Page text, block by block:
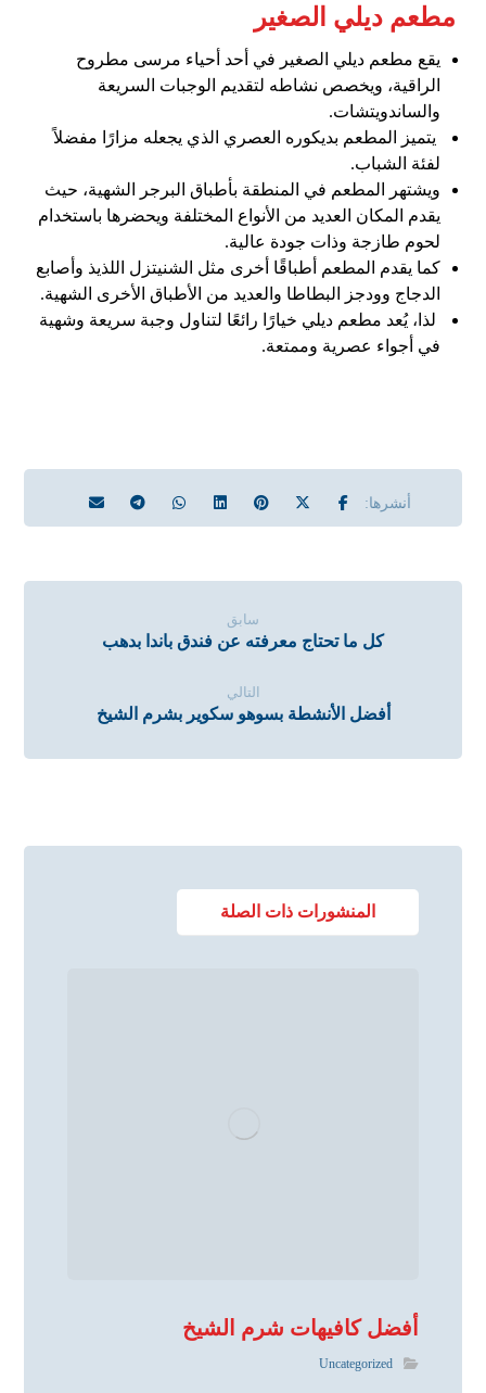
مطعم ديلي الصغير
يقع مطعم ديلي الصغير في أحد أحياء مرسى مطروح
الراقية، ويخصص نشاطه لتقديم الوجبات السريعة
والساندويتشات.
يتميز المطعم بديكوره العصري الذي يجعله مزارًا مفضلاً
لفئة الشباب.
ويشتهر المطعم في المنطقة بأطباق البرجر الشهية، حيث
يقدم المكان العديد من الأنواع المختلفة ويحضرها باستخدام
لحوم طازجة وذات جودة عالية.
كما يقدم المطعم أطباقًا أخرى مثل الشنيتزل اللذيذ وأصابع
الدجاج وودجز البطاطا والعديد من الأطباق الأخرى الشهية.
لذا، يُعد مطعم ديلي خيارًا رائعًا لتناول وجبة سريعة وشهية
في أجواء عصرية وممتعة.
سابق
كل ما تحتاج معرفته عن فندق باندا بدهب
التالي
أفضل الأنشطة بسوهو سكوير بشرم الشيخ
المنشورات ذات الصلة
أفضل كافيهات شرم الشيخ
Uncategorized